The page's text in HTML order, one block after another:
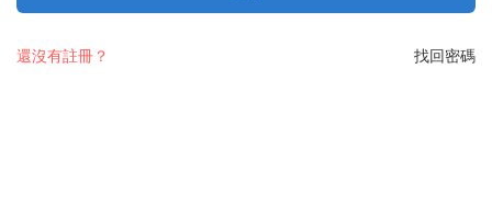
找回密碼
還沒有註冊？